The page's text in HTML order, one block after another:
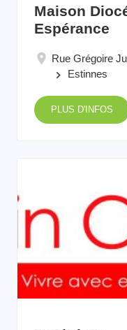
Maison
Espérance
Rue Grégoire
keyboard_arrow_right Estinnes
PLUS D'INFOS